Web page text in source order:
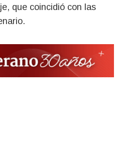
que coincidió con las